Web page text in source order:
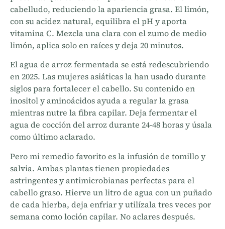
cabelludo, reduciendo la apariencia grasa. El limón,
con su acidez natural, equilibra el pH y aporta
vitamina C. Mezcla una clara con el zumo de medio
limón, aplica solo en raíces y deja 20 minutos.
El agua de arroz fermentada se está redescubriendo
en 2025. Las mujeres asiáticas la han usado durante
siglos para fortalecer el cabello. Su contenido en
inositol y aminoácidos ayuda a regular la grasa
mientras nutre la fibra capilar. Deja fermentar el
agua de cocción del arroz durante 24-48 horas y úsala
como último aclarado.
Pero mi remedio favorito es la infusión de tomillo y
salvia. Ambas plantas tienen propiedades
astringentes y antimicrobianas perfectas para el
cabello graso. Hierve un litro de agua con un puñado
de cada hierba, deja enfriar y utilízala tres veces por
semana como loción capilar. No aclares después.